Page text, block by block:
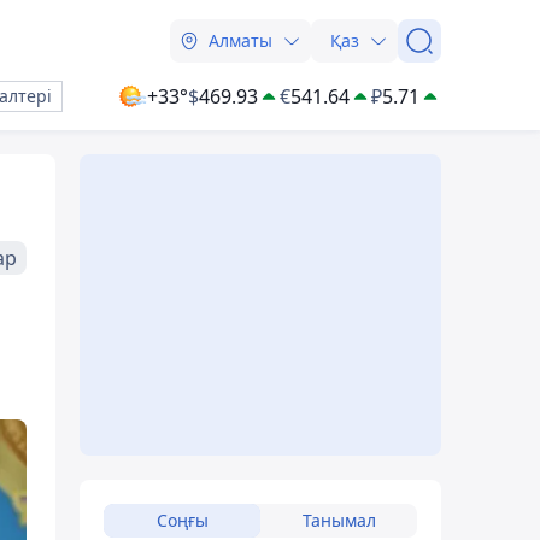
Алматы Қаз
+33°$469.93 €541.64 ₽5.71
Соңғы Танымал